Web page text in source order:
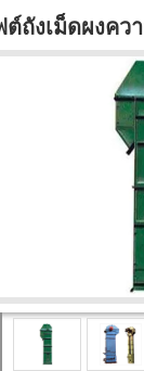
ต์ถังเม็ดผงคว